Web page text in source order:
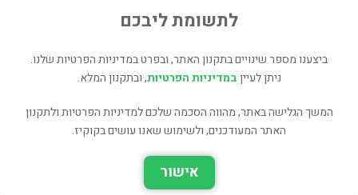
רכישה ישירה
המדבר וארץ הבחירה : תולדות ישראל…
לתשומת ליבכם
ביצענו מספר שינויים בתקנון האתר, ובפרט במדיניות הפרטיות שלנו.
ניתן לעייןבמדיניות הפרטיות, ובתקנון המלא.
המשך הגלישה באתר, מהווה הסכמה שלכם למדיניות הפרטיות ולתקנון
האתר המעודכנים, ולשימוש שאנו עושים בקוקיז.
אישור